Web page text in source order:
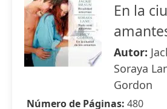
En la
Autor:
Soraya
Gordon
Número de Páginas: 480